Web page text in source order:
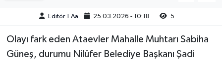
Editör 1 Aa 25.03.2026 - 10:18 5
Olayı fark eden Ataevler Mahalle Muhtarı Sabiha
Güneş, durumu Nilüfer Belediye Başkanı Şadi